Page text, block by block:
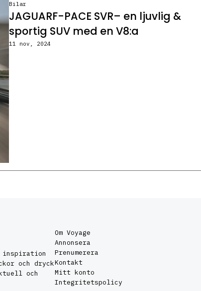
Bilar
JAGUARF-PACE SVR– en ljuvlig &
sportig SUV med en V8:a
11 nov, 2024
inspiration
och dryck
och
Om Voyage
Annonsera
Prenumerera
Kontakt
Mitt konto
Integritetspolicy